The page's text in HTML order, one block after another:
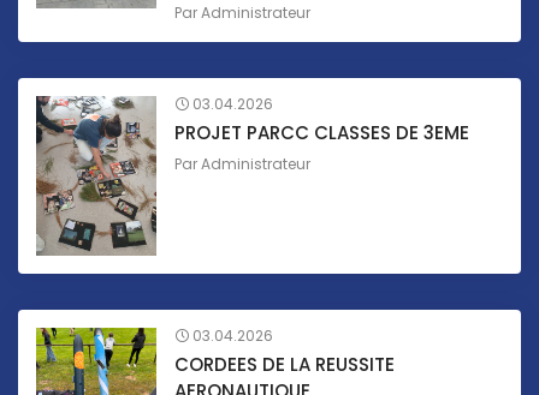
ParAdministrateur
03.04.2026
PROJET PARCC CLASSES DE 3EME
ParAdministrateur
03.04.2026
CORDEES DE LA REUSSITE